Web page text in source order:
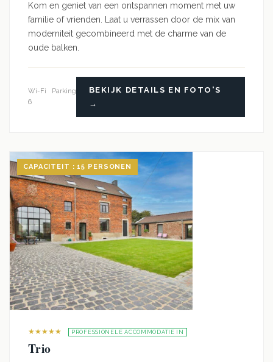
Kom en geniet van een ontspannen moment met uw
familie of vrienden. Laat u verrassen door de mix van
moderniteit gecombineerd met de charme van de
oude balken.
Wi-Fi
6
Parking
BEKIJK DETAILS EN FOTO'S
→
CAPACITEIT : 15 PERSONEN
★★★★★ PROFESSIONELE ACCOMMODATIE IN
Trio